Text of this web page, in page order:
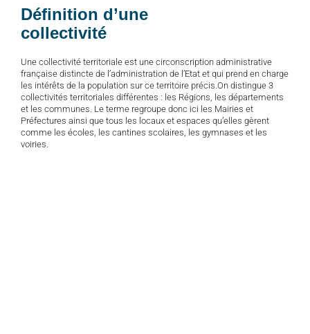
Définition d’une
collectivité
Une collectivité territoriale est une circonscription administrative
française distincte de l’administration de l’Etat et qui prend en charge
les intérêts de la population sur ce territoire précis.On distingue 3
collectivités territoriales différentes : les Régions, les départements
et les communes. Le terme regroupe donc ici les Mairies et
Préfectures ainsi que tous les locaux et espaces qu’elles gèrent
comme les écoles, les cantines scolaires, les gymnases et les
voiries.